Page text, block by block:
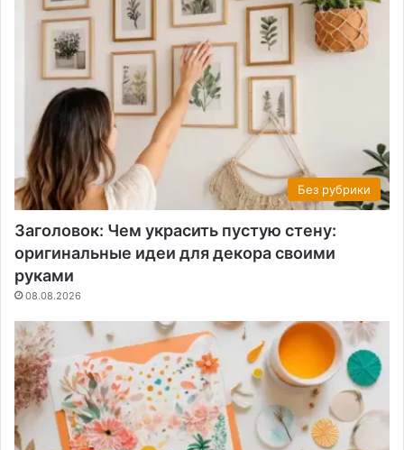
Без рубрики
Заголовок: Чем украсить пустую стену:
оригинальные идеи для декора своими
руками
08.08.2026